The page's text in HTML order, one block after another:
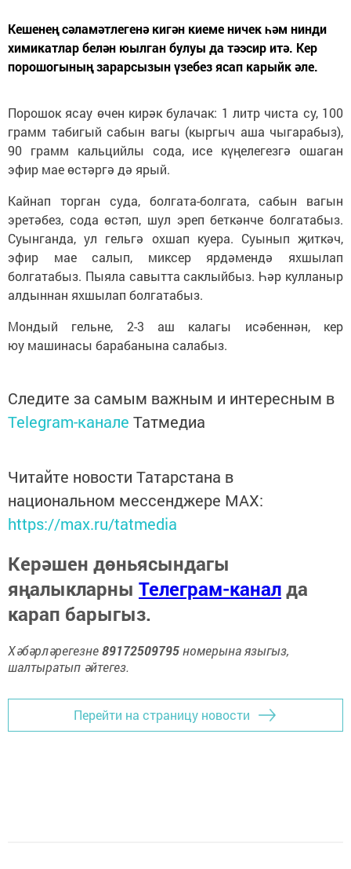
Кешенең сәламәтлегенә кигән киеме ничек һәм нинди
химикатлар белән юылган булуы да тәэсир итә. Кер
порошогының зарарсызын үзебез ясап карыйк әле.
Порошок ясау өчен кирәк булачак: 1 литр чиста су, 100
грамм табигый сабын вагы (кыргыч аша чыгарабыз),
90 грамм кальцийлы сода, исе күңелегезгә ошаган
эфир мае өстәргә дә ярый.
Кайнап торган суда, болгата-болгата, сабын вагын
эретәбез, сода өстәп, шул эреп беткәнче болгатабыз.
Суынганда, ул гельгә охшап куера. Суынып җиткәч,
эфир мае салып, миксер ярдәмендә яхшылап
болгатабыз. Пыяла савытта саклыйбыз. Һәр кулланыр
алдыннан яхшылап болгатабыз.
Мондый гельне, 2-3 аш калагы исәбеннән, кер
юу машинасы барабанына салабыз.
Следите за самым важным и интересным в
Telegram-канале Татмедиа
Читайте новости Татарстана в
национальном мессенджере MАХ:
https://max.ru/tatmedia
Керәшен дөньясындагы
яңалыкларны Телеграм-каналда
карап барыгыз.
Хәбәрләрегезне89172509795номерына языгыз,
шалтыратып әйтегез.
Перейти на страницу новости